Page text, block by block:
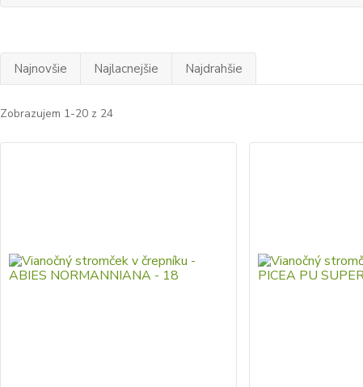
Najnovšie Najlacnejšie Najdrahšie
Zobrazujem 1-20 z 24